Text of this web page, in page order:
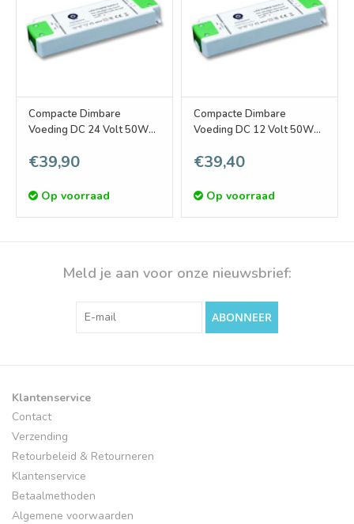
Compacte Dimbare
Voeding DC 24 Volt 50W
€39,90
Op voorraad
Compacte Dimbare
Voeding DC 12 Volt 50W
€39,40
Op voorraad
Meld je aan voor onze nieuwsbrief:
ABONNEER
Klantenservice
Contact
Verzending
Retourbeleid & Retourneren
Klantenservice
Betaalmethoden
Algemene voorwaarden